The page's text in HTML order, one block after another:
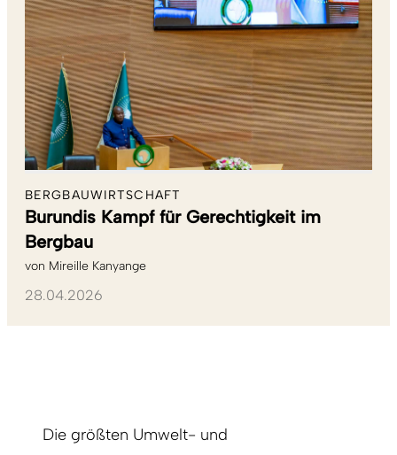
BERGBAUWIRTSCHAFT
Burundis Kampf für Gerechtigkeit im
Bergbau
von Mireille Kanyange
28.04.2026
Die größten Umwelt- und